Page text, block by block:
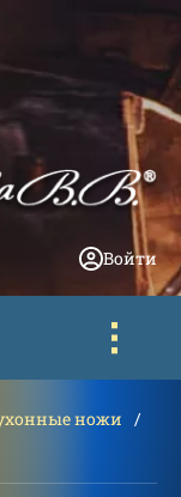
Войти
ножи